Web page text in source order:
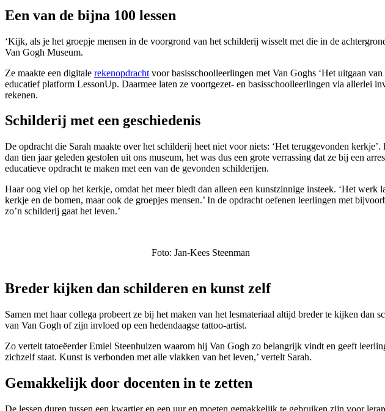
Een van de bijna 100 lessen
‘Kijk, als je het groepje mensen in de voorgrond van het schilderij wisselt met die in de
Van Gogh Museum.
Ze maakte een digitale rekenopdracht voor basisschoolleerlingen met Van Goghs ‘Het uitgaan
educatief platform LessonUp. Daarmee laten ze voortgezet- en basisschoolleerlingen via allerlei
rekenen.
Schilderij met een geschiedenis
De opdracht die Sarah maakte over het schilderij heet niet voor niets: ‘Het teruggevonden
dan tien jaar geleden gestolen uit ons museum, het was dus een grote verrassing dat ze bij een
educatieve opdracht te maken met een van de gevonden schilderijen.
Haar oog viel op het kerkje, omdat het meer biedt dan alleen een kunstzinnige insteek. ‘Het
kerkje en de bomen, maar ook de groepjes mensen.’ In de opdracht oefenen leerlingen met
zo’n schilderij gaat het leven.’
Foto: Jan-Kees Steenman
Breder kijken dan schilderen en kunst zelf
Samen met haar collega probeert ze bij het maken van het lesmateriaal altijd breder te kijken
van Van Gogh of zijn invloed op een hedendaagse tattoo-artist.
Zo vertelt tatoeëerder Emiel Steenhuizen waarom hij Van Gogh zo belangrijk vindt en geeft
zichzelf staat. Kunst is verbonden met alle vlakken van het leven,’ vertelt Sarah.
Gemakkelijk door docenten in te zetten
De lessen duren tussen een kwartier en een uur en moeten gemakkelijk te gebruiken zijn voor